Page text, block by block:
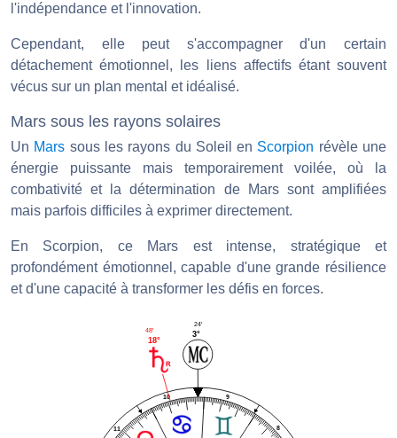
l'indépendance et l'innovation.
Cependant, elle peut s'accompagner d'un certain
détachement émotionnel, les liens affectifs étant souvent
vécus sur un plan mental et idéalisé.
Mars sous les rayons solaires
Un Mars sous les rayons du Soleil en Scorpion révèle une
énergie puissante mais temporairement voilée, où la
combativité et la détermination de Mars sont amplifiées
mais parfois difficiles à exprimer directement.
En Scorpion, ce Mars est intense, stratégique et
profondément émotionnel, capable d'une grande résilience
et d'une capacité à transformer les défis en forces.
8
9
10
11
3°
24'
18°
48'